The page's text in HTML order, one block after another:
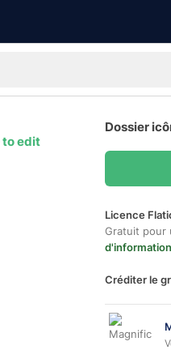
to edit
Dossier
Licence
Gratuit pour
Créditer le